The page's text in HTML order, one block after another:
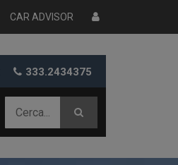
CAR ADVISOR
333.2434375